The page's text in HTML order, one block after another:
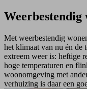
Weerbestendig
Met weerbestendig
het klimaat van nu én de
extreem weer is: heftige
hoge temperaturen en
woonomgeving met
verhuizing is daar een